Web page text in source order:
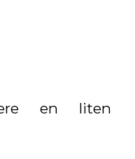
en liten